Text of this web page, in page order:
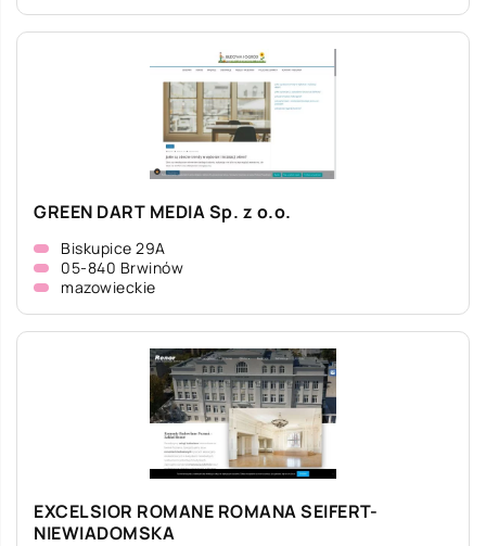
GREEN DART MEDIA Sp. z o.o.
Biskupice 29A
05-840 Brwinów
mazowieckie
EXCELSIOR ROMANE ROMANA SEIFERT-
NIEWIADOMSKA